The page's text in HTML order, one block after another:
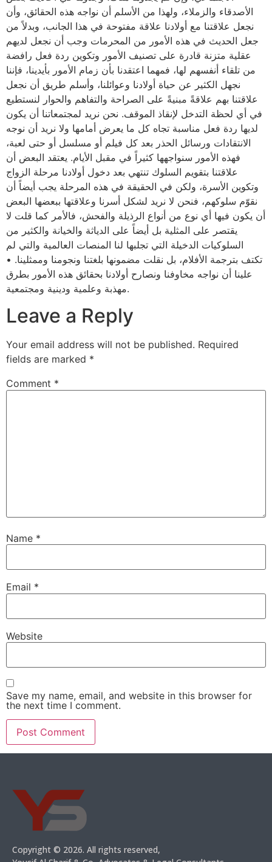
الأصدقاء والزملاء، ولهذا من الأسلم أن نواجه هذه الحقائق، وأن
نجعل علاقتنا مع أولادنا علاقة مفتوحة في هذا الجانب، وبدلاً من
جعل الحديث في هذه الأمور من المحرمات وجب أن نجعل لديهم
عقلية متزنة قادرة على تصنيف الأمور وتكوين ردة فعل رافضة
من تلقاء أنفسهم لها، فمهما اعتقدنا بأن زمام الأمور بأيدينا، فإننا
نجهل الكثير عن حياة أولادنا وعوائلنا، وأسلم طريق أن نجعل
علاقتنا بهم علاقةً مبنيةً على الصراحة والتفاهم والحوار لنستطيع
في أي لحظة التدخل لإنقاذ الموقف. نحن نريد لمجتمعاتنا أن يكون
لديها ردة فعل مناسبة تجاه كل ما يعرض أمامها ولا نريد أن نوجه
الانتقادات ورسائل الحذر بعد كل فيلم أو مسلسل أو حتى لعبة،
فهذه الأمور سنواجهها كثيراً في مقبل الأيام. يعتقد البعض أن
علاقتنا بتقويم السلوك تنتهي بعد دخول أولادنا مرحلة الزواج
وتكوين الأسرة، ولكن في الحقيقة في هذه المرحلة يجب أيضاً أن
نقوّم سلوكهم، فنحن لا نريد لشكل أسرنا وعلاقتها ببعضها البعض
أن يكون فيها أي نوع من أنواع الرذيلة والفحش، فالأمر كما قلت لا
يقتصر على المثلية بل أيضاً على الدياثة والخيانة والكثير من
السلوكيات الدخيلة التي تجلبها لنا المنصات العالمية والتي لم
تكتف بترجمة الأفلام، بل نقلت مضمونها بلغتنا ونجومنا وممثلينا. •
علينا أن نواجه مخاوفنا ونصارح أولادنا بحقائق هذه الأمور بطرق
مهذبة وعلمية ودينية ومجتمعية.
Leave a Reply
Your email address will not be published. Required
fields are marked *
Comment *
Name *
Email *
Website
Save my name, email, and website in this browser for
the next time I comment.
Copyright © 2026. All rights reserved,